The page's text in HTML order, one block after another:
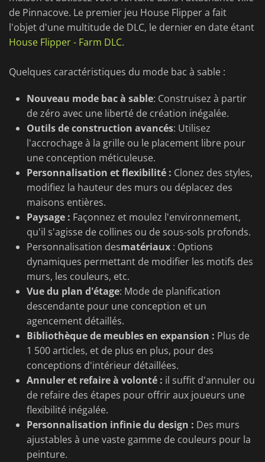
de Pinnacove. Le premier jeu House Flipper a fait
l'objet d'une multitude de DLC, le dernier en date étant
House Flipper - Farm DLC.
Quelques caractéristiques du mode bac à sable :
Nouveau mode bac à sable: Construisez à partir
de zéro avec une liberté de création inégalée.
Outils de construction avancés: Utilisez
l'accrochage à la grille ou le placement libre pour
une conception méticuleuse.
Personnalisation et flexibilité : Clonez des styles,
modifiez la hauteur des murs ou déplacez des
maisons entières.
Paysage : Façonnez et moulez l'environnement,
qu'il s'agisse de collines ou de sous-sols profonds.
Personnalisation desmatériaux : Options
dynamiques permettant de modifier les motifs des
murs, les couleurs, etc.
Vue du plan d'étage: Mode de planification
descendante pour une conception et un
agencement détaillés.
Bibliothèque de meubles en expansion : Plus de
1 500 articles, et de plus en plus, pour des
conceptions d'intérieur détaillées.
Annuler et refaire à volonté : il suffit d'annuler ou
de refaire des étapes pour offrir aux joueurs une
flexibilité inégalée.
Personnalisation infinie du design : Des murs
ajustables à une vaste gamme de couleurs pour la
peinture.